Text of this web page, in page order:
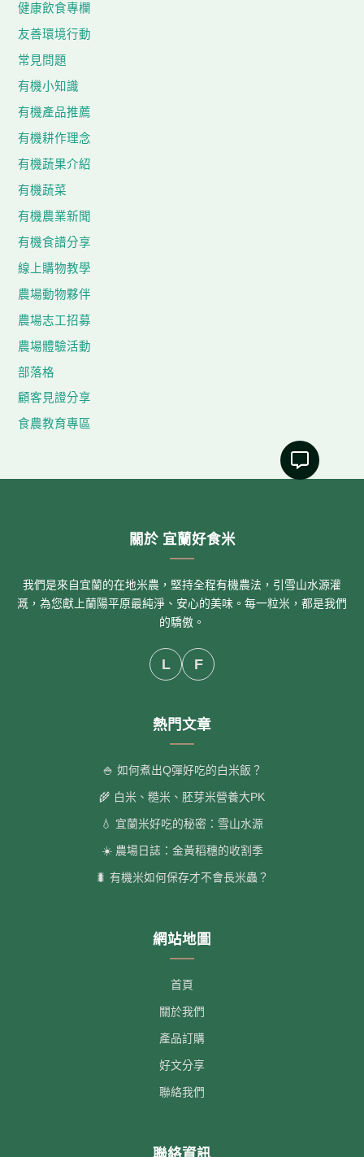
健康飲食專欄
友善環境行動
常見問題
有機小知識
有機產品推薦
有機耕作理念
有機蔬果介紹
有機蔬菜
有機農業新聞
有機食譜分享
線上購物教學
農場動物夥伴
農場志工招募
農場體驗活動
部落格
顧客見證分享
食農教育專區
關於 宜蘭好食米
我們是來自宜蘭的在地米農，堅持全程有機農法，引雪山水源灌
溉，為您獻上蘭陽平原最純淨、安心的美味。每一粒米，都是我們
的驕傲。
L F
熱門文章
🍚 如何煮出Q彈好吃的白米飯？
🌾 白米、糙米、胚芽米營養大PK
💧 宜蘭米好吃的秘密：雪山水源
☀️ 農場日誌：金黃稻穗的收割季
🐛 有機米如何保存才不會長米蟲？
網站地圖
首頁
關於我們
產品訂購
好文分享
聯絡我們
聯絡資訊